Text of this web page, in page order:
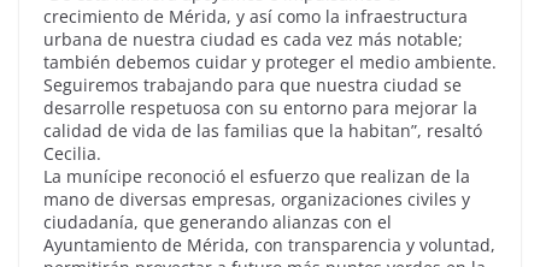
crecimiento de Mérida, y así como la infraestructura
urbana de nuestra ciudad es cada vez más notable;
también debemos cuidar y proteger el medio ambiente.
Seguiremos trabajando para que nuestra ciudad se
desarrolle respetuosa con su entorno para mejorar la
calidad de vida de las familias que la habitan”, resaltó
Cecilia.
La munícipe reconoció el esfuerzo que realizan de la
mano de diversas empresas, organizaciones civiles y
ciudadanía, que generando alianzas con el
Ayuntamiento de Mérida, con transparencia y voluntad,